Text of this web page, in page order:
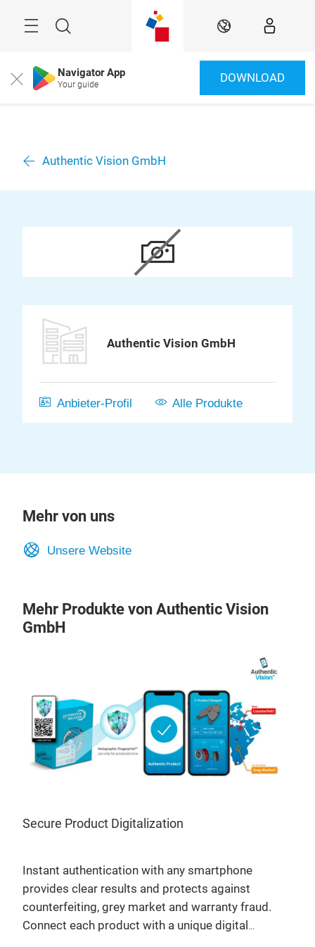
Suche DE
Close Navigator App
Your guide DOWNLOAD
Authentic Vision GmbH
Authentic Vision GmbH
Anbieter-Profil Alle Produkte
Mehr von uns
Unsere Website
Mehr Produkte von Authentic Vision
GmbH
Secure Product Digitalization
Instant authentication with any smartphone
provides clear results and protects against
counterfeiting, grey market and warranty fraud.
Connect each product with a unique digital